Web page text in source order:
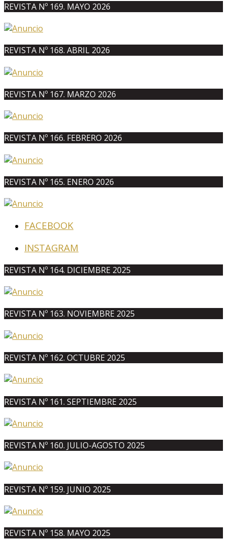
REVISTA Nº 169. MAYO 2026
REVISTA Nº 168. ABRIL 2026
REVISTA Nº 167. MARZO 2026
REVISTA Nº 166. FEBRERO 2026
REVISTA Nº 165. ENERO 2026
FACEBOOK
INSTAGRAM
REVISTA Nº 164. DICIEMBRE 2025
REVISTA Nº 163. NOVIEMBRE 2025
REVISTA Nº 162. OCTUBRE 2025
REVISTA Nº 161. SEPTIEMBRE 2025
REVISTA Nº 160. JULIO-AGOSTO 2025
REVISTA Nº 159. JUNIO 2025
REVISTA Nº 158. MAYO 2025